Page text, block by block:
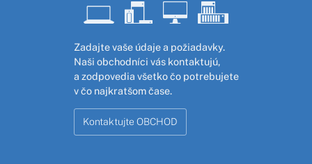
Zadajte vaše údaje a požiadavky.
Naši obchodníci vás kontaktujú,
a zodpovedia všetko čo potrebujete
v čo najkratšom čase.
Kontaktujte OBCHOD